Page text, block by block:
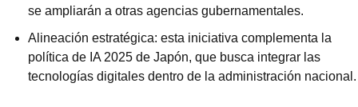
se ampliarán a otras agencias gubernamentales.
Alineación estratégica: esta iniciativa complementa la
política de IA 2025 de Japón, que busca integrar las
tecnologías digitales dentro de la administración nacional.